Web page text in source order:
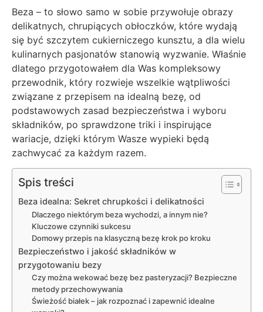
Beza – to słowo samo w sobie przywołuje obrazy
delikatnych, chrupiących obłoczków, które wydają
się być szczytem cukierniczego kunsztu, a dla wielu
kulinarnych pasjonatów stanowią wyzwanie. Właśnie
dlatego przygotowałem dla Was kompleksowy
przewodnik, który rozwieje wszelkie wątpliwości
związane z przepisem na idealną bezę, od
podstawowych zasad bezpieczeństwa i wyboru
składników, po sprawdzone triki i inspirujące
wariacje, dzięki którym Wasze wypieki będą
zachwycać za każdym razem.
Spis treści
Beza idealna: Sekret chrupkości i delikatności
Dlaczego niektórym beza wychodzi, a innym nie?
Kluczowe czynniki sukcesu
Domowy przepis na klasyczną bezę krok po kroku
Bezpieczeństwo i jakość składników w
przygotowaniu bezy
Czy można wekować bezę bez pasteryzacji? Bezpieczne
metody przechowywania
Świeżość białek – jak rozpoznać i zapewnić idealne